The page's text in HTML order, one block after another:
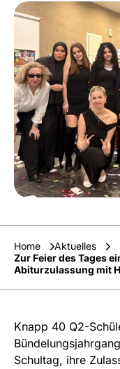
Home
Aktuelles
Zur Feier des Tages
Abiturzulassung mit
Knapp 40 Q2-
Schultag, ihre